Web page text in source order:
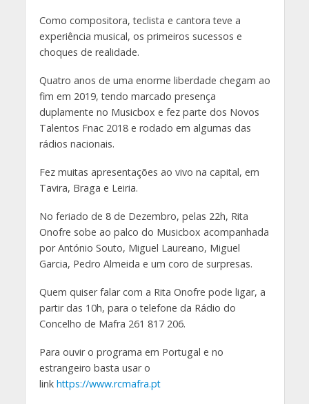
Como compositora, teclista e cantora teve a
experiência musical, os primeiros sucessos e
choques de realidade.
Quatro anos de uma enorme liberdade chegam ao
fim em 2019, tendo marcado presença
duplamente no Musicbox e fez parte dos Novos
Talentos Fnac 2018 e rodado em algumas das
rádios nacionais.
Fez muitas apresentações ao vivo na capital, em
Tavira, Braga e Leiria.
No feriado de 8 de Dezembro, pelas 22h, Rita
Onofre sobe ao palco do Musicbox acompanhada
por António Souto, Miguel Laureano, Miguel
Garcia, Pedro Almeida e um coro de surpresas.
Quem quiser falar com a Rita Onofre pode ligar, a
partir das 10h, para o telefone da Rádio do
Concelho de Mafra 261 817 206.
Para ouvir o programa em Portugal e no
estrangeiro basta usar o
link https://www.rcmafra.pt